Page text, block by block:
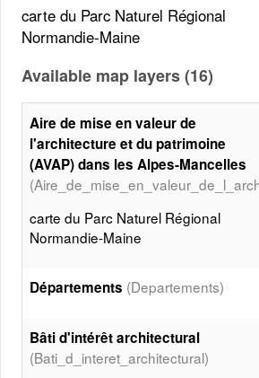
carte du Parc Naturel Régional
Normandie-Maine
Available map layers (16)
Aire de mise en valeur de
l'architecture et du patrimoine
(AVAP) dans les Alpes-Mancelles
carte du Parc Naturel Régional
Normandie-Maine
Départements (Departements)
Bâti d'intérêt architectural
(Bati_d_interet_architectural)